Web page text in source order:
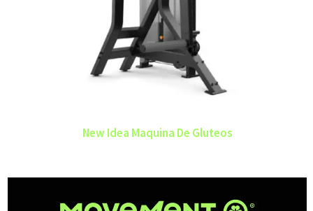
New Idea Maquina De Gluteos